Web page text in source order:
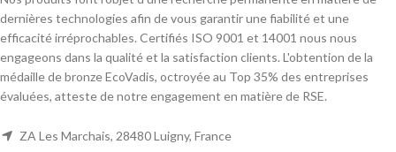
dernières technologies afin de vous garantir une fiabilité et une
efficacité irréprochables. Certifiés ISO 9001 et 14001 nous nous
engageons dans la qualité et la satisfaction clients. L'obtention de la
médaille de bronze EcoVadis, octroyée au Top 35% des entreprises
évaluées, atteste de notre engagement en matière de RSE.
ZA Les Marchais, 28480 Luigny, France